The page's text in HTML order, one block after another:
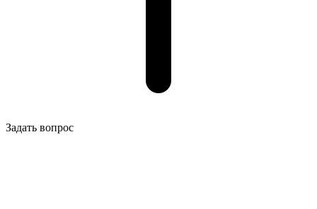
Задать вопрос